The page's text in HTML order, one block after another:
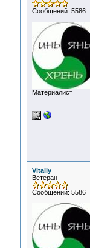
Сообщений: 5586
Материалист
Vitaliy
Ветеран
Сообщений: 5586